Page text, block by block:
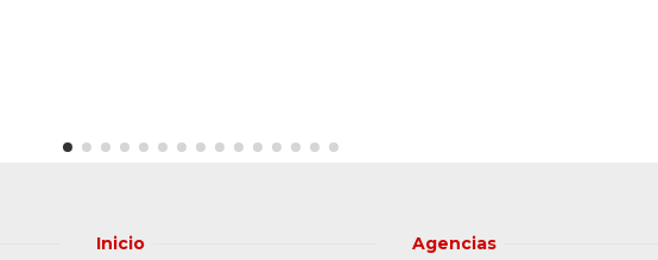
Inicio
Agencias